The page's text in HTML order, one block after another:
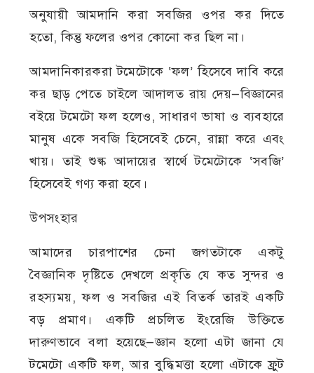
অনুযায়ী আমদানি করা সবজির ওপর কর দিতে
হতো, কিন্তু ফলের ওপর কোনো কর ছিল না।
আমদানিকারকরা টমেটোকে ‘ফল’ হিসেবে দাবি করে
কর ছাড় পেতে চাইলে আদালত রায় দেয়—বিজ্ঞানের
বইয়ে টমেটো ফল হলেও, সাধারণ ভাষা ও ব্যবহারে
মানুষ একে সবজি হিসেবেই চেনে, রান্না করে এবং
খায়। তাই শুল্ক আদায়ের স্বার্থে টমেটোকে ‘সবজি’
হিসেবেই গণ্য করা হবে।
উপসংহার
আমাদের চারপাশের চেনা জগতটাকে একটু
বৈজ্ঞানিক দৃষ্টিতে দেখলে প্রকৃতি যে কত সুন্দর ও
রহস্যময়, ফল ও সবজির এই বিতর্ক তারই একটি
বড় প্রমাণ। একটি প্রচলিত ইংরেজি উক্তিতে
দারুণভাবে বলা হয়েছে—জ্ঞান হলো এটা জানা যে
টমেটো একটি ফল, আর বুদ্ধিমত্তা হলো এটাকে ফ্রুট